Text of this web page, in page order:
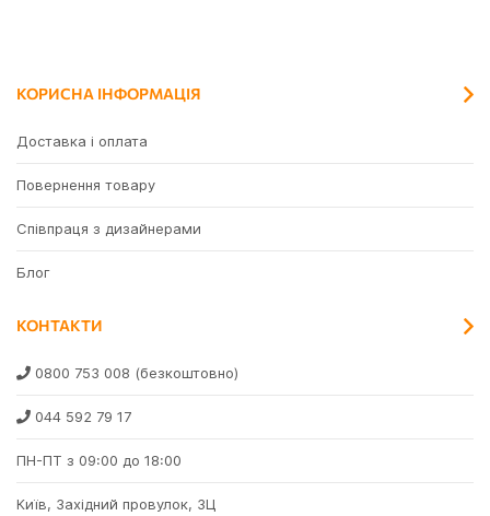
КОРИСНА ІНФОРМАЦІЯ
Доставка і оплата
Повернення товару
Співпраця з дизайнерами
Блог
КОНТАКТИ
0800 753 008 (безкоштовно)
044 592 79 17
ПН-ПТ з 09:00 до 18:00
Київ, Західний провулок, 3Ц